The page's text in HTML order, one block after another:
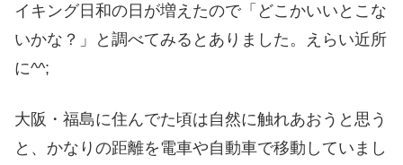
イキング日和の日が増えたので「どこかいいとこな
いかな？」と調べてみるとありました。えらい近所
に^^;
大阪・福島に住んでた頃は自然に触れあおうと思う
と、かなりの距離を電車や自動車で移動していまし